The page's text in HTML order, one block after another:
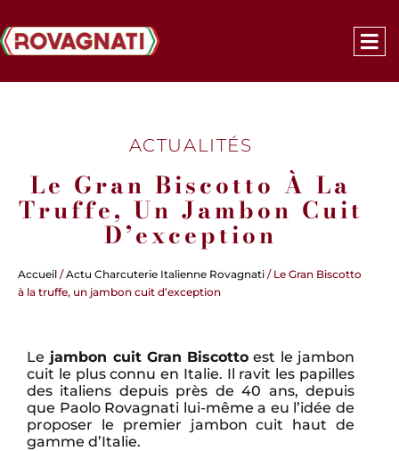
ACTUALITÉS
Le Gran Biscotto À La
Truffe, Un Jambon Cuit
D’exception
Accueil /Actu Charcuterie Italienne Rovagnati / Le Gran Biscotto
à la truffe, un jambon cuit d’exception
Le jambon cuit Gran Biscotto est le jambon
cuit le plus connu en Italie. Il ravit les papilles
des italiens depuis près de 40 ans, depuis
que Paolo Rovagnati lui-même a eu l’idée de
proposer le premier jambon cuit haut de
gamme d’Italie.